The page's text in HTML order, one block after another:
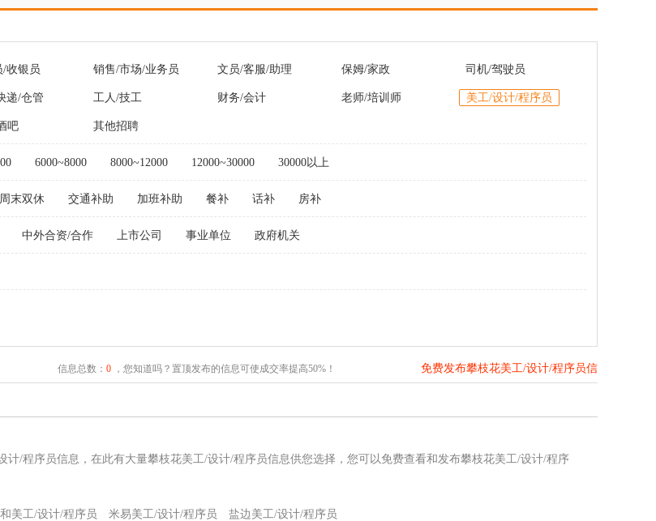
/收银员 销售/市场/业务员 文员/客服/助理 保姆/家政 司机/驾驶员
递/仓管 工人/技工 财务/会计 老师/培训师 美工/设计/程序员
吧 其他招聘
6000~8000 8000~12000 12000~30000 30000以上
周末双休 交通补助 加班补助 餐补 话补 房补
中外合资/合作 上市公司 事业单位 政府机关
信息总数： 0，您知道吗？置顶发布的信息可使成交率提高50%！ 免费发布攀枝花美工/设计/程序员信
/程序员信息，在此有大量攀枝花美工/设计/程序员信息供您选择，您可以免费查看和发布攀枝花美工/设计/程序
美工/设计/程序员 米易美工/设计/程序员 盐边美工/设计/程序员